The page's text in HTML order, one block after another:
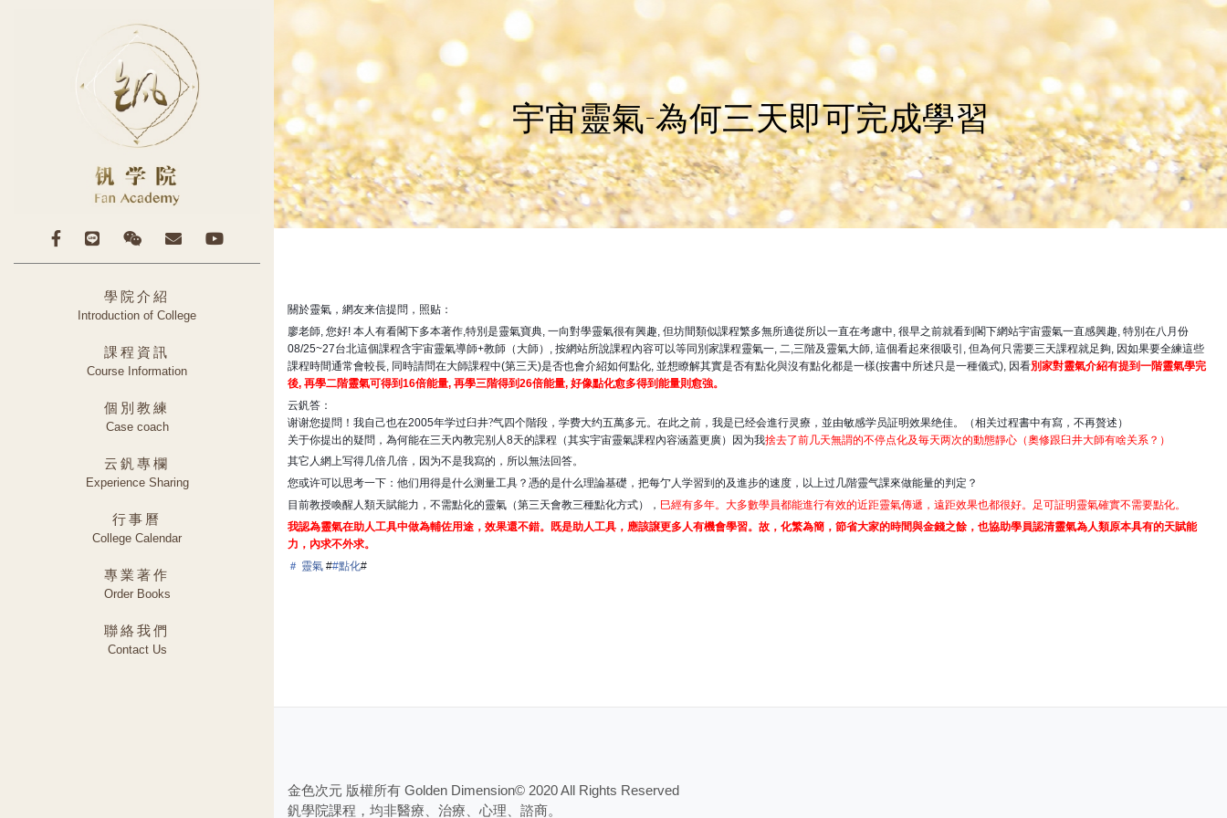
學院介紹
Introduction of College
課程資訊
Course Information
個別教練
Case coach
云釩專欄
Experience Sharing
行事曆
College Calendar
專業著作
Order Books
聯絡我們
Contact Us
宇宙靈氣-為何三天即可完成學習
關於靈氣，網友来信提問，照贴：
廖老師, 您好! 本人有看閣下多本著作,特別是靈氣寶典, 一向對學靈氣很有興趣, 但坊間類似課程繁多無所適從所以一直在考慮中, 很早之前就看到閣下網站宇宙靈氣一直感興趣, 特別在八月份
08/25~27台北這個課程含宇宙靈氣導師+教師（大師）, 按網站所說課程內容可以等同別家課程靈氣一, 二,三階及靈氣大師, 這個看起來很吸引, 但為何只需要三天課程就足夠, 因如果要全練這些
課程時間通常會較長, 同時請問在大師課程中(第三天)是否也會介紹如何點化, 並想瞭解其實是否有點化與沒有點化都是一樣(按書中所述只是一種儀式), 因看別家對靈氣介紹有提到一階靈氣學完
後, 再學二階靈氣可得到16倍能量, 再學三階得到26倍能量, 好像點化愈多得到能量則愈強。
云釩答：
谢谢您提問！我自己也在2005年学过臼井?气四个階段，学费大约五萬多元。在此之前，我是已经会進行灵療，並由敏感学员証明效果绝佳。（相关过程書中有寫，不再贅述）
关于你提出的疑問，為何能在三天內教完别人8天的課程（其实宇宙靈氣課程內容涵蓋更廣）因为我捨去了前几天無謂的不停点化及毎天两次的動態靜心（奧修跟臼井大師有啥关系？）
其它人網上写得几倍几倍，因为不是我寫的，所以無法回答。
您或许可以思考一下：他们用得是什么测量工具？憑的是什么理論基礎，把每亇人学習到的及進步的速度，以上过几階靈气課來做能量的判定？
目前教授喚醒人類天賦能力，不需點化的靈氣（第三天會教三種點化方式）， 巳經有多年。大多數學員都能進行有效的近距靈氣傳遞，遠距效果也都很好。足可証明靈氣確實不需要點化。
我認為靈氣在助人工具中做為輔佐用途，效果還不錯。既是助人工具，應該譲更多人有機會學習。故，化繁為簡，節省大家的時間與金錢之餘，也協助學員認清靈氣為人類原本具有的天賦能
力，內求不外求。
＃ 靈氣 ##點化#
金色次元 版權所有 Golden Dimension© 2020 All Rights Reserved
釩學院課程，均非醫療、治療、心理、諮商。